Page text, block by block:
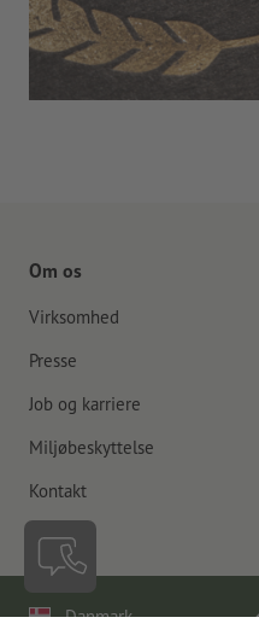
Om os
Virksomhed
Presse
Job og karriere
Miljøbeskyttelse
Kontakt
Danmark